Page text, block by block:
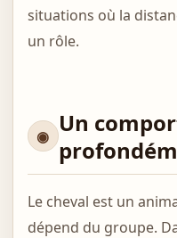
situations où la
un rôle.
Un
Le cheval est un
dépend du groupe.